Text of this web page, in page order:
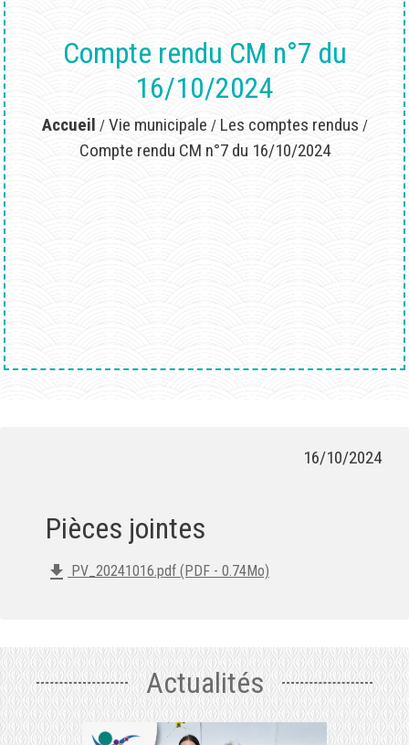
Compte rendu CM n°7 du
16/10/2024
Accueil / Vie municipale / Les comptes rendus /
Compte rendu CM n°7 du 16/10/2024
16/10/2024
Pièces jointes
file_download PV_20241016.pdf (PDF - 0.74Mo)
Actualités